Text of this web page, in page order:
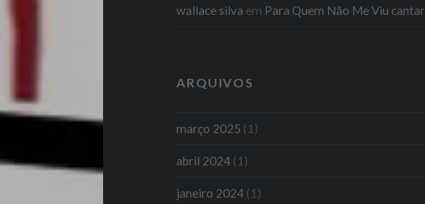
wallace silva em Para Quem Não Me Viu cantar
ARQUIVOS
março 2025 (1)
abril 2024 (1)
janeiro 2024 (1)